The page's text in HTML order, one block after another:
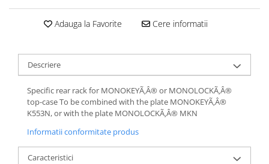
Adauga la Favorite Cere informatii
Descriere
Specific rear rack for MONOKEYÃ‚Â® or MONOLOCKÃ‚Â®
top-case To be combined with the plate MONOKEYÃ‚Â®
K553N, or with the plate MONOLOCKÃ‚Â® MKN
Informatii conformitate produs
Caracteristici